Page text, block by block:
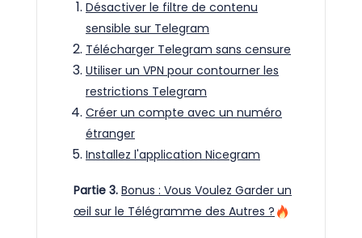
Désactiver le filtre de contenu
sensible sur Telegram
Télécharger Telegram sans censure
Utiliser un VPN pour contourner les
restrictions Telegram
Créer un compte avec un numéro
étranger
Installez l'application Nicegram
Partie 3. Bonus : Vous Voulez Garder un
œil sur le Télégramme des Autres ?